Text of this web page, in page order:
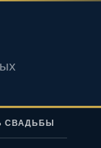
СВАДЬБЫ